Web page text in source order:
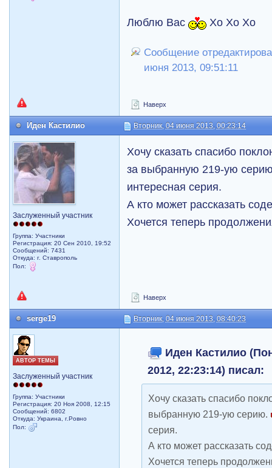
Люблю Вас Хо Хо Хо
Сообщение
июня 2013, 09:51:11
Наверх
Иден Кастилио Вторник, 04 июня 2013, 00:23:14
Заслуженный участник
Группа: Участники
Регистрация: 20 Сен 2010, 19:52
Сообщений: 7431
Откуда: г. Ставрополь
Пол:
Хочу сказать спасибо
за выбранную 219-ую
интересная серия.
А кто может рассказать
Хочется теперь
Наверх
serge19 Вторник, 04 июня 2013, 08:40:23
АВТОР ТЕМЫ
Заслуженный участник
Группа: Участники
Регистрация: 20 Ноя 2008, 12:15
Сообщений: 6802
Откуда: Украина, г.Ровно
Пол:
Иден Кастилио
2012, 22:23:14) писал:
Хочу сказать спасибо
выбранную 219-ую серию.
серия.
А кто может рассказать
Хочется теперь